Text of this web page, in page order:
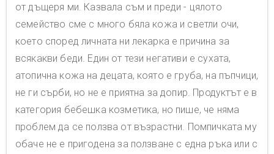
от дъщеря ми. Казвала съм и преди - цялото
семейство сме с много бяла кожа и светли очи,
което според личната ни лекарка е причина за
всякакви беди. Един от тези негативи е сухата,
атопична кожа на децата, която е груба, на пъпчици,
не ги сърби, но не е приятна за допир. Продуктът е в
категория бебешка козметика, но пише, че няма
проблем да се ползва от възрастни. Помпичката му
обаче не е пригодена за ползване с една ръка или с